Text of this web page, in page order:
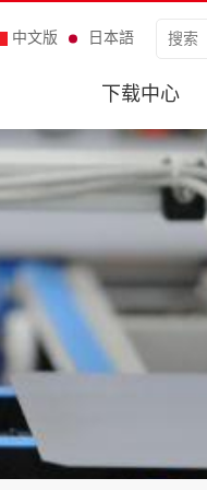
中文版 日本語
下载中心